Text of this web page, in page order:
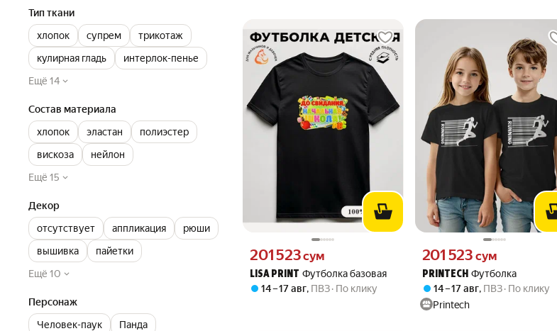
Тип ткани
хлопок
супрем
трикотаж
кулирная гладь
интерлок-пенье
Ещё 14
Состав материала
хлопок
эластан
полиэстер
вискоза
нейлон
Ещё 15
Декор
отсутствует
аппликация
рюши
вышивка
пайетки
Ещё 10
Персонаж
Человек-паук
Панда
LISA PRINT Футболка базовая
Цена 201523 сум вместо
201 523сум
14 – 17 авг, ПВЗ По клику
PRINTECH Футболка
Цена 201523 сум вместо
201 523 сум
14 – 17 авг, ПВЗ По клику
Printech